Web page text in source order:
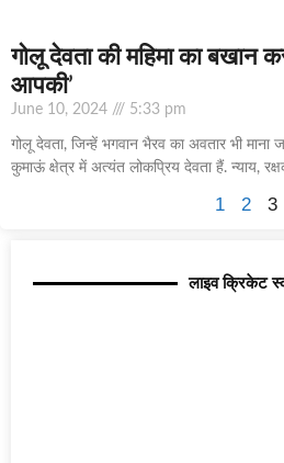
गोलू देवता की महिमा का बखान
आपकी’
June 10, 2024 5:33 pm
गोलू देवता, जिन्हें भगवान भैरव का अवतार भी माना
कुमाऊं क्षेत्र में अत्यंत लोकप्रिय देवता हैं. न्याय,
1 2 3
लाइव क्रिकेट